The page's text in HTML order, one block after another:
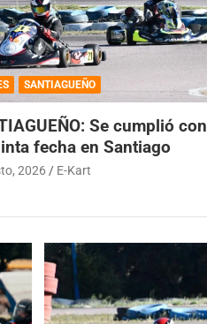
SANTIAGUEÑO
Se cumplió con
fecha en Santiago
2026 E-Kart